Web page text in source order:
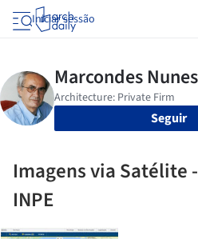
Iniciar sessão
Seguir
Imagens via Satélite -
INPE